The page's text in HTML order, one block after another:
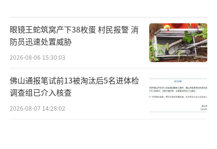
眼镜王蛇筑窝产下38枚蛋 村民报警 消
防员迅速处置威胁
2026-08-06 15:30:03
佛山通报笔试前13被淘汰后5名进体检
调查组已介入核查
2026-08-07 14:28:02